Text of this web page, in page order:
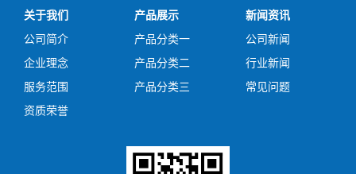
关于我们
公司简介
企业理念
服务范围
资质荣誉
产品展示
产品分类一
产品分类二
产品分类三
新闻资讯
公司新闻
行业新闻
常见问题